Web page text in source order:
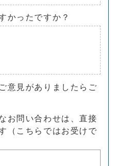
かったですか？
意見がありましたらご
お問い合わせは、直接
（こちらではお受けで